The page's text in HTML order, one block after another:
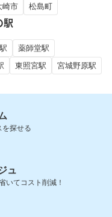
崎市 松島町
駅
薬師堂駅
東照宮駅 宮城野原駅
探せる
ュ
いてコスト削減！